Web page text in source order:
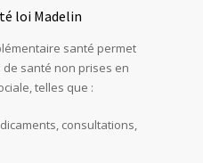
loi Madelin
santé permet
santé non prises en
telles que :
consultations,